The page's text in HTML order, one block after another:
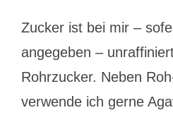
Zucker ist bei mir –
angegeben –
Rohrzucker. Neben
verwende ich gerne